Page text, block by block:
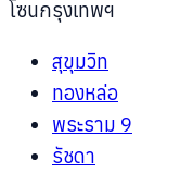
โซนกรุงเทพฯ
สุขุมวิท
ทองหล่อ
พระราม 9
รัชดา